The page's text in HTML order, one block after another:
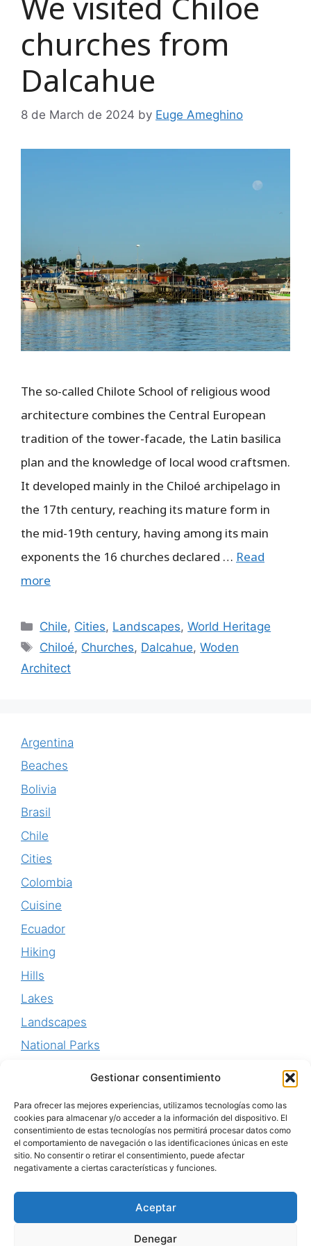
Gestionar consentimiento
Para ofrecer las mejores experiencias, utilizamos tecnologías como las
cookies para almacenar y/o acceder a la información del dispositivo. El
consentimiento de estas tecnologías nos permitirá procesar datos como
el comportamiento de navegación o las identificaciones únicas en este
sitio. No consentir o retirar el consentimiento, puede afectar
negativamente a ciertas características y funciones.
Aceptar
Denegar
churches from
Dalcahue
8 de March de 2024 by Euge Ameghino
The so-called Chilote School of religious wood
architecture combines the Central European
tradition of the tower-facade, the Latin basilica
plan and the knowledge of local wood craftsmen.
It developed mainly in the Chiloé archipelago in
the 17th century, reaching its mature form in
the mid-19th century, having among its main
exponents the 16 churches declared … Read
more
Categories
Chile, Cities, Landscapes,World Heritage
Tags
Chiloé, Churches, Dalcahue,Woden
Architect
Argentina
Beaches
Bolivia
Brasil
Chile
Cities
Colombia
Cuisine
Ecuador
Hiking
Hills
Lakes
Landscapes
National Parks
Waterfalls
World Heritage
Aviso Legal-Política de Privacidad-Política de
Personalizar Cookies